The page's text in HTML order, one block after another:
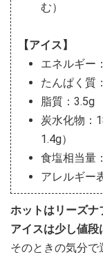
む）
【アイス】
エネルギー
たんぱく質
脂質：3.5g
炭水化物：
1.4g）
食塩相当量
アレルギー
ホットはリーズナ
アイスは少し値段
そのときの気分で